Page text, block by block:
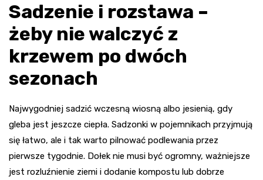
Sadzenie i rozstawa –
żeby nie walczyć z
krzewem po dwóch
sezonach
Najwygodniej sadzić wczesną wiosną albo jesienią, gdy
gleba jest jeszcze ciepła. Sadzonki w pojemnikach przyjmują
się łatwo, ale i tak warto pilnować podlewania przez
pierwsze tygodnie. Dołek nie musi być ogromny, ważniejsze
jest rozluźnienie ziemi i dodanie kompostu lub dobrze